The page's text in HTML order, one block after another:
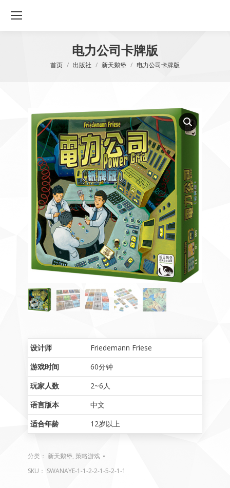
电力公司卡牌版
您在这里：
首页 出版社 新天鹅堡 电力公司卡牌版
设计师
Friedemann Friese
游戏时间
60分钟
玩家人数
2~6人
语言版本
中文
适合年龄
12岁以上
分类： 新天鹅堡, 策略游戏
SKU： SWANAYE-1-1-2-2-1-5-2-1-1